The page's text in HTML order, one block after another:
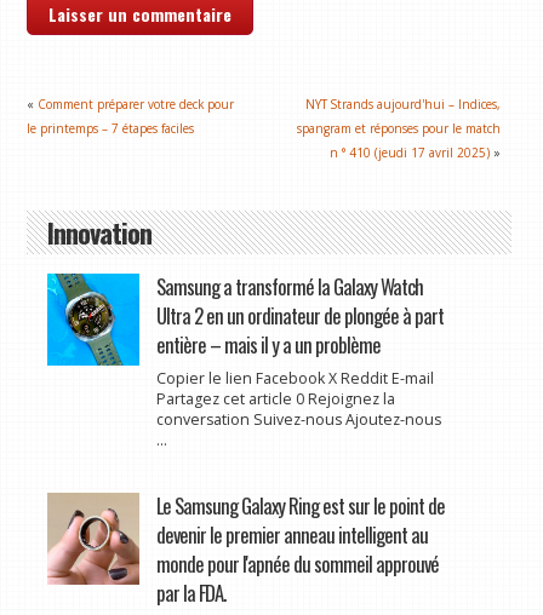
« Comment préparer votre deck pour
le printemps – 7 étapes faciles
NYT Strands aujourd'hui – Indices,
spangram et réponses pour le match
n ° 410 (jeudi 17 avril 2025) »
Innovation
Samsung a transformé la Galaxy Watch
Ultra 2 en un ordinateur de plongée à part
entière – mais il y a un problème
Copier le lien Facebook X Reddit E-mail
Partagez cet article 0 Rejoignez la
conversation Suivez-nous Ajoutez-nous
...
Le Samsung Galaxy Ring est sur le point de
devenir le premier anneau intelligent au
monde pour l'apnée du sommeil approuvé
par la FDA.